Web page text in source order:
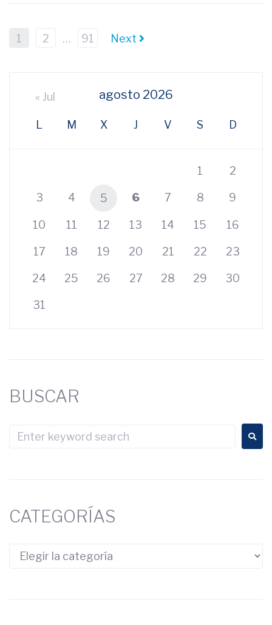
1 2 … 91 Next
agosto 2026
L M X J V S D
« Jul
1 2
3 4 5 6 7 8 9
10 11 12 13 14 15 16
17 18 19 20 21 22 23
24 25 26 27 28 29 30
31
BUSCAR
CATEGORÍAS